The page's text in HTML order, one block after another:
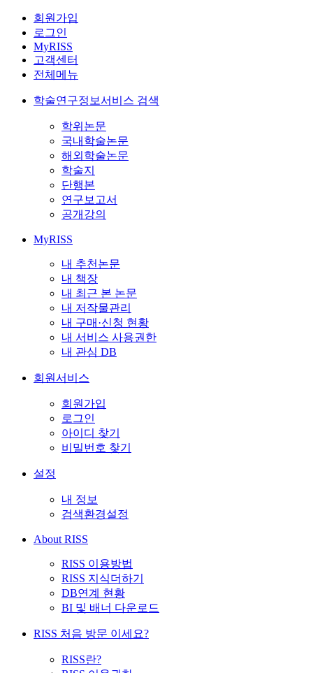
회원가입
로그인
MyRISS
고객센터
전체메뉴
학술연구정보서비스 검색
학위논문
국내학술논문
해외학술논문
학술지
단행본
연구보고서
공개강의
MyRISS
내 추천논문
내 책장
내 최근 본 논문
내 저작물관리
내 구매·신청 현황
내 서비스 사용권한
내 관심 DB
회원서비스
회원가입
로그인
아이디 찾기
비밀번호 찾기
설정
내 정보
검색환경설정
About RISS
RISS 이용방법
RISS 지식더하기
DB연계 현황
BI 및 배너 다운로드
RISS 처음 방문 이세요?
RISS란?